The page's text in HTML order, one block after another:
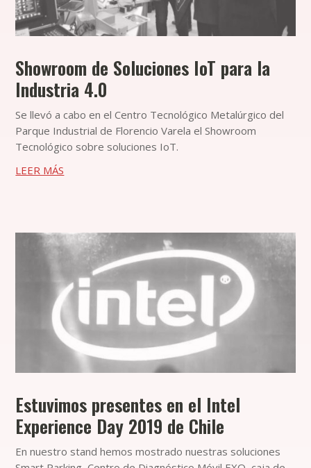
Showroom de Soluciones IoT para la
Industria 4.0
Se llevó a cabo en el Centro Tecnológico Metalúrgico del
Parque Industrial de Florencio Varela el Showroom
Tecnológico sobre soluciones IoT.
LEER MÁS
Estuvimos presentes en el Intel
Experience Day 2019 de Chile
En nuestro stand hemos mostrado nuestras soluciones